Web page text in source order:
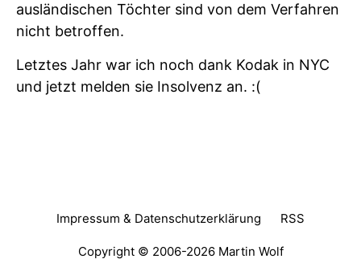
ausländischen Töchter sind von dem Verfahren
nicht betroffen.
Letztes Jahr war ich noch dank Kodak in NYC
und jetzt melden sie Insolvenz an. :(
Impressum & Datenschutzerklärung RSS
Copyright © 2006-2026 Martin Wolf